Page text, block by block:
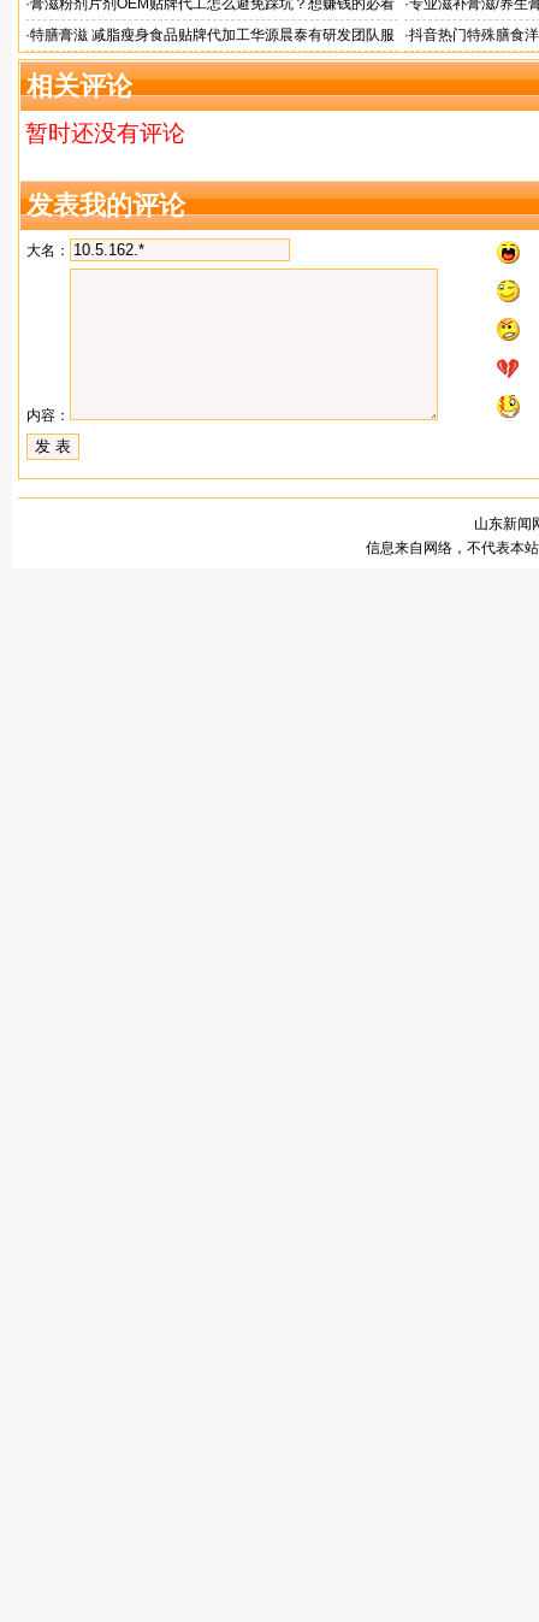
·膏滋粉剂片剂OEM贴牌代工怎么避免踩坑？想赚钱的必看 ·专业滋补膏滋/养生
·特膳膏滋 减脂瘦身食品贴牌代加工华源晨泰有研发团队服
务商
·抖音热门特殊膳食
牌加工
相关评论
暂时还没有评论
发表我的评论
大名：
内容：
山东新闻
信息来自网络，不代表本